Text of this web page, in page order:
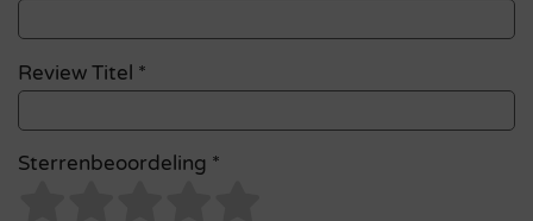
Review Titel *
Sterrenbeoordeling *